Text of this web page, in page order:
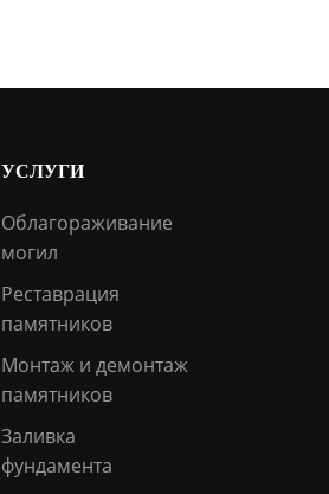
УСЛУГИ
Облагораживание
могил
Реставрация
памятников
Монтаж и демонтаж
памятников
Заливка
фундамента